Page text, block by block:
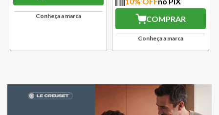
Conheça a marca
COMPRAR
Conheça a marca